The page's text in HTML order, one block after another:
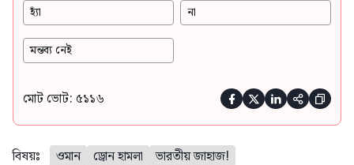
হ্যাঁ না
মন্তব্য নেই
মোট ভোট: ৫১১৬     
বিষয়ঃ ওমান ড্রোন হামলা ভারতীয় জাহাজ!